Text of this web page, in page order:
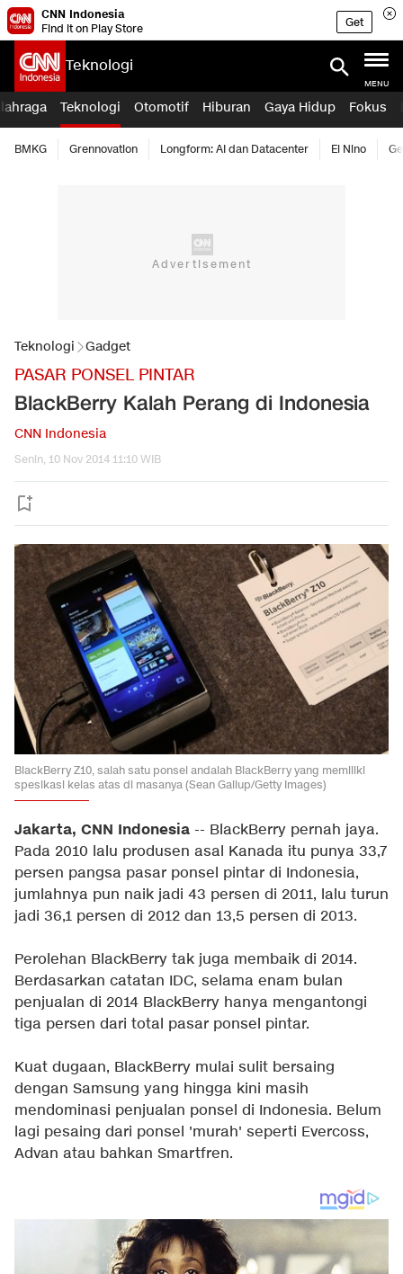
CNN Indonesia
Find it on Play Store
Get
Teknologi
MENU
Teknologi Otomotif Hiburan Gaya Hidup Fokus
BMKG Grennovation Longform: AI dan Datacenter El Nino
Teknologi Gadget
PASAR PONSEL PINTAR
BlackBerry Kalah Perang di Indonesia
CNN Indonesia
Senin, 10 Nov 2014 11:10 WIB
BlackBerry Z10, salah satu ponsel andalah BlackBerry yang memiliki
spesikasi kelas atas di masanya (Sean Gallup/Getty Images)
Jakarta, CNN Indonesia -- BlackBerry pernah jaya.
Pada 2010 lalu produsen asal Kanada itu punya 33,7
persen pangsa pasar ponsel pintar di Indonesia,
jumlahnya pun naik jadi 43 persen di 2011, lalu turun
jadi 36,1 persen di 2012 dan 13,5 persen di 2013.
Perolehan BlackBerry tak juga membaik di 2014.
Berdasarkan catatan IDC, selama enam bulan
penjualan di 2014 BlackBerry hanya mengantongi
tiga persen dari total pasar ponsel pintar.
Kuat dugaan, BlackBerry mulai sulit bersaing
dengan Samsung yang hingga kini masih
mendominasi penjualan ponsel di Indonesia. Belum
lagi pesaing dari ponsel 'murah' seperti Evercoss,
Advan atau bahkan Smartfren.